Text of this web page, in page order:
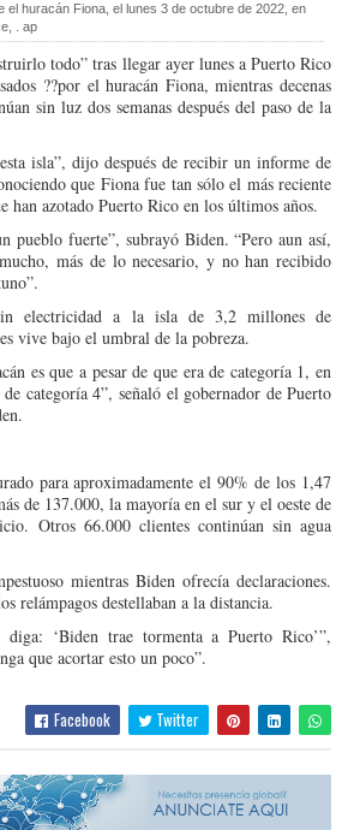
el huracán Fiona, el lunes 3 de octubre de 2022, en
. ap
todo” tras llegar ayer lunes a Puerto Rico
??por el huracán Fiona, mientras decenas
sin luz dos semanas después del paso de la
isla”, dijo después de recibir un informe de
que Fiona fue tan sólo el más reciente
han azotado Puerto Rico en los últimos años.
pueblo fuerte”, subrayó Biden. “Pero aun así,
más de lo necesario, y no han recibido
electricidad a la isla de 3,2 millones de
vive bajo el umbral de la pobreza.
es que a pesar de que era de categoría 1, en
categoría 4”, señaló el gobernador de Puerto
para aproximadamente el 90% de los 1,47
de 137.000, la mayoría en el sur y el oeste de
Otros 66.000 clientes continúan sin agua
mientras Biden ofrecía declaraciones.
relámpagos destellaban a la distancia.
‘Biden trae tormenta a Puerto Rico’”,
que acortar esto un poco”.
Facebook Twitter